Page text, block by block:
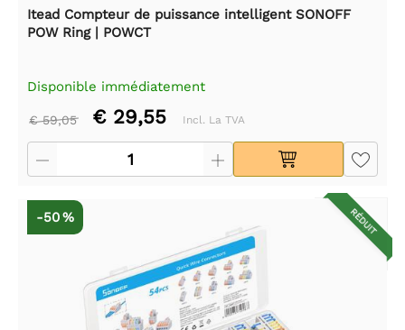
Itead Compteur de puissance intelligent SONOFF
POW Ring | POWCT
Disponible immédiatement
€ 59,05 € 29,55 Incl. La TVA
RÉDUIT
-50 %